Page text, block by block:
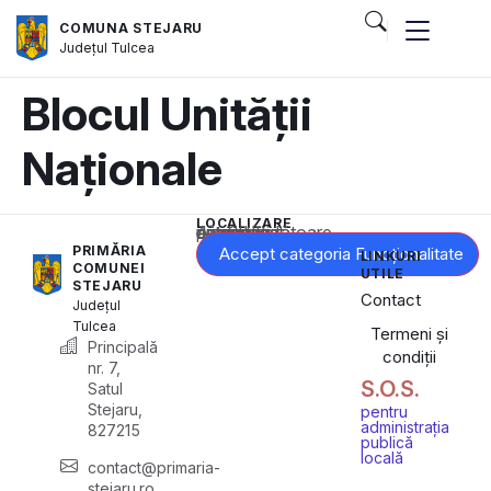
COMUNA STEJARU
Județul Tulcea
Blocul Unității
Naționale
PRIMĂRIA
COMUNEI
STEJARU
Județul
Tulcea
Principală
nr. 7,
Satul
Stejaru,
827215
contact@primaria-
LOCALIZARE
Acest conținut este blocat până când acceptați categoria corespunzătoare de cookie-uri.
Accept categoria Funcționalitate
LINKURI
UTILE
Contact
Termeni și
condiții
S.O.S.
pentru
administrația
publică
locală